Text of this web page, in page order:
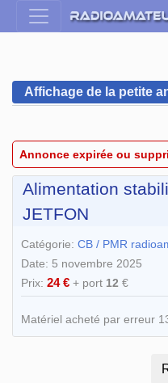
Affichage de la petite
Annonce expirée ou
Alimentation
JETFON
Catégorie: CB / PMR
Date: 5 novembre 2025
Prix: 24 € + port 12 €
Matériel acheté par erreur